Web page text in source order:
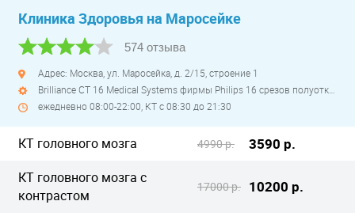
Клиника Здоровья на Маросейке
574 отзыва
Адрес: Москва, ул. Маросейка, д. 2/15, строение 1
ежедневно 08:00-22:00, КТ с 08:30 до 21:30
КТ головного мозга 4990 р. 3590 р.
КТ головного мозга с
контрастом
17000 р. 10200 р.